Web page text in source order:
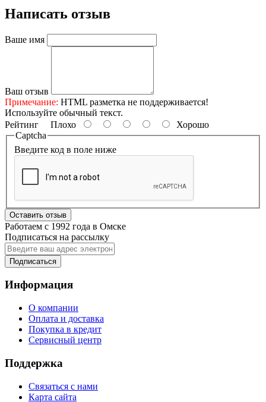
Написать отзыв
Ваше имя
Ваш отзыв
Примечание: HTML разметка не поддерживается!
Используйте обычный текст.
Рейтинг Плохо
Хорошо
Captcha
Введите код в поле ниже
Оставить отзыв
Работаем с 1992 года в Омске
Подписаться на рассылку
Подписаться
Информация
О компании
Оплата и доставка
Покупка в кредит
Сервисный центр
Поддержка
Связаться с нами
Карта сайта